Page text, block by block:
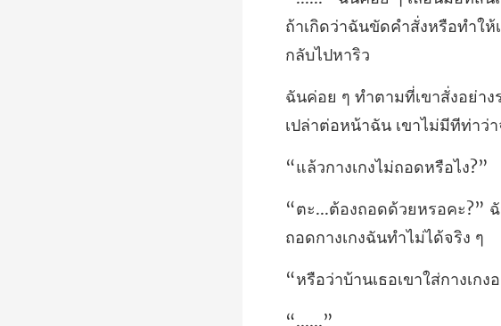
ถ้าเกิดว่าฉันขัดคำสั่งหรือทำให้เ
เปล่าต่อหน้าฉัน เขาไม่ม
งเกงไม่ถ
เธอเขาใส่กางเ
...